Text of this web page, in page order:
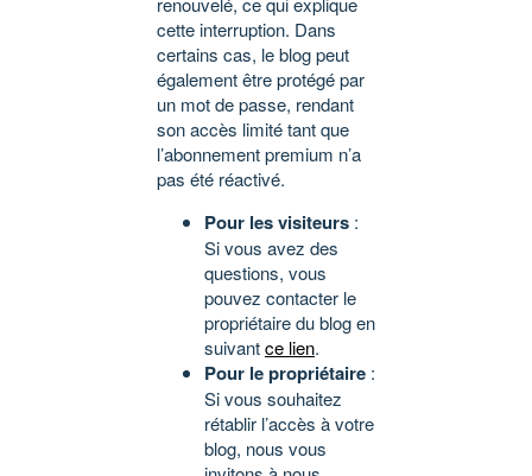
cette interruption. Dans
certains cas, le blog peut
également être protégé par
un mot de passe, rendant
son accès limité tant que
l’abonnement premium n’a
pas été réactivé.
Pour les visiteurs :
Si vous avez des
questions, vous
pouvez contacter le
propriétaire du blog en
suivantce lien.
Pour le propriétaire :
Si vous souhaitez
rétablir l’accès à votre
blog, nous vous